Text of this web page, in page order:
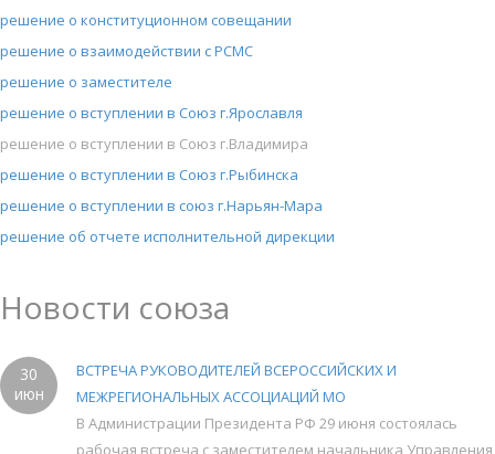
решение о конституционном совещании
решение о взаимодействии с РСМС
решение о заместителе
решение о вступлении в Союз г.Ярославля
решение о вступлении в Союз г.Владимира
решение о вступлении в Союз г.Рыбинска
решение о вступлении в союз г.Нарьян-Мара
решение об отчете исполнительной дирекции
Новости союза
30
июн
ВСТРЕЧА РУКОВОДИТЕЛЕЙ ВСЕРОССИЙСКИХ И
МЕЖРЕГИОНАЛЬНЫХ АССОЦИАЦИЙ МО
В Администрации Президента РФ 29 июня состоялась
рабочая встреча с заместителем начальника Управления